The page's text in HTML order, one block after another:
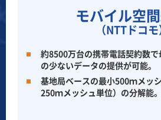
モバイル空
（NTTドコモ
約8500万台の携帯電話契約数
の少ないデータの提供が可能。
基地局ベースの最小500ｍメッ
250ｍメッシュ単位）の分解能。